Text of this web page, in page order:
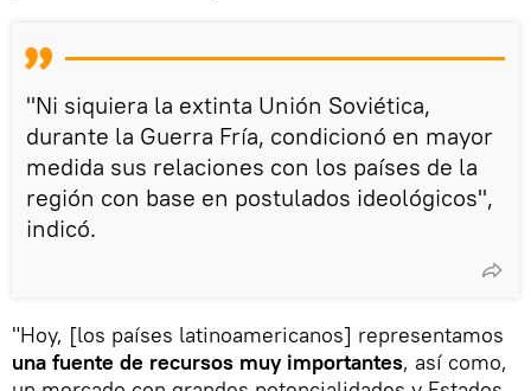
"Ni siquiera la extinta Unión Soviética,
durante la Guerra Fría, condicionó en mayor
medida sus relaciones con los países de la
región con base en postulados ideológicos",
indicó.
"Hoy, [los países latinoamericanos] representamos
una fuente de recursos muy importantes, así como,